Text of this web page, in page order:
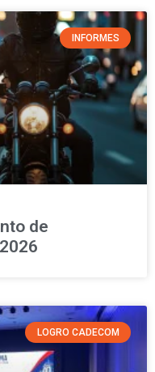
INFORMES
de
LOGRO CADECOM